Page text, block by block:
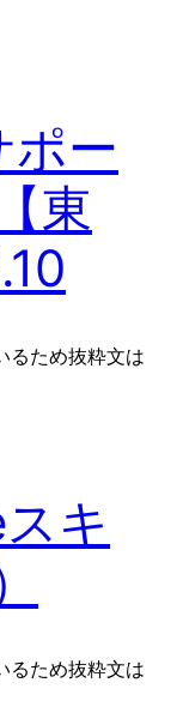
ポー
東
るため抜粋文は
キ
るため抜粋文は